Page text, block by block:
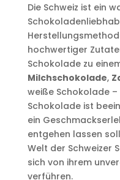
Die Schweiz ist ein
hochwertiger
Schokolade zu
Milchschokolade,
weiße Schokolade
Schokolade ist
ein
entgehen lassen
Welt der Schweizer
sich von ihrem
verführen.